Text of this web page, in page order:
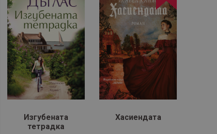
Изгубената
тетрадка
Хасиендата